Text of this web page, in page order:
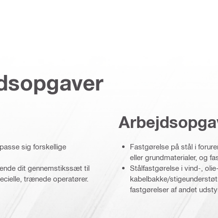
sig forskellige
dit gennemstikssæt til
trænede operatører.
Fastgørelse på stål i
eller grundmaterialer, og
Stålfastgørelse i vind-,
kabelbakke/
fastgørelser af andet